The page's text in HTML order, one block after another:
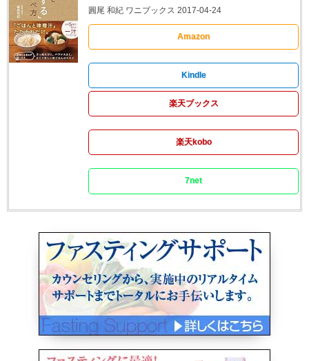
圓尾 和紀 ワニブックス 2017-04-24
Amazon
Kindle
楽天ブックス
楽天kobo
7net